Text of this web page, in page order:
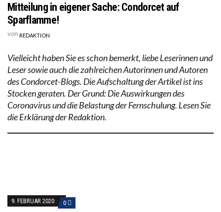
Mitteilung in eigener Sache: Condorcet auf
Sparflamme!
von REDAKTION
Vielleicht haben Sie es schon bemerkt, liebe Leserinnen und
Leser sowie auch die zahlreichen Autorinnen und Autoren
des Condorcet-Blogs. Die Aufschaltung der Artikel ist ins
Stocken geraten. Der Grund: Die Auswirkungen des
Coronavirus und die Belastung der Fernschulung. Lesen Sie
die Erklärung der Redaktion.
9. FEBRUAR 2020 0